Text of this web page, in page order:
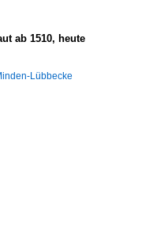
ab 1510, heute
Lübbecke